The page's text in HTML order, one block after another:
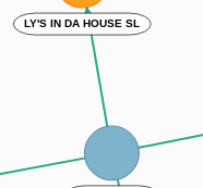
LY'S IN DA HOUSE SL